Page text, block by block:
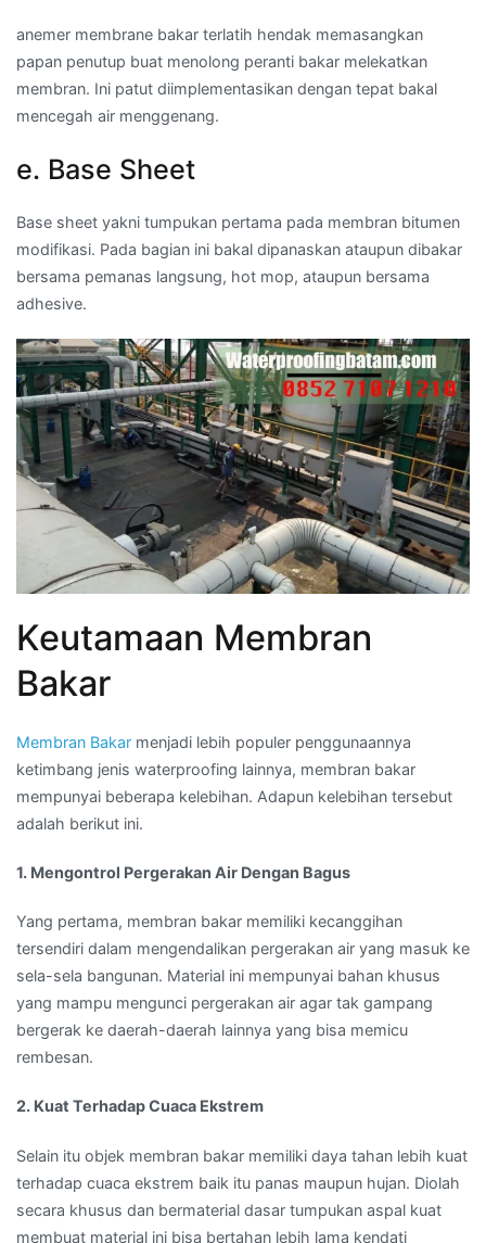
anemer membrane bakar terlatih hendak memasangkan
papan penutup buat menolong peranti bakar melekatkan
membran. Ini patut diimplementasikan dengan tepat bakal
mencegah air menggenang.
e. Base Sheet
Base sheet yakni tumpukan pertama pada membran bitumen
modifikasi. Pada bagian ini bakal dipanaskan ataupun dibakar
bersama pemanas langsung, hot mop, ataupun bersama
adhesive.
Keutamaan Membran
Bakar
Membran Bakar menjadi lebih populer penggunaannya
ketimbang jenis waterproofing lainnya, membran bakar
mempunyai beberapa kelebihan. Adapun kelebihan tersebut
adalah berikut ini.
1. Mengontrol Pergerakan Air Dengan Bagus
Yang pertama, membran bakar memiliki kecanggihan
tersendiri dalam mengendalikan pergerakan air yang masuk ke
sela-sela bangunan. Material ini mempunyai bahan khusus
yang mampu mengunci pergerakan air agar tak gampang
bergerak ke daerah-daerah lainnya yang bisa memicu
rembesan.
2. Kuat Terhadap Cuaca Ekstrem
Selain itu objek membran bakar memiliki daya tahan lebih kuat
terhadap cuaca ekstrem baik itu panas maupun hujan. Diolah
secara khusus dan bermaterial dasar tumpukan aspal kuat
membuat material ini bisa bertahan lebih lama kendati